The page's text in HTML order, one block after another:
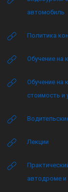
автомобиль
Политика
Обучение на
Обучение на
стоимость и
Лекции
автодроме и